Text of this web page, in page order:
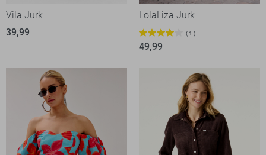
Vila Jurk
39,99
LolaLiza Jurk
1
49,99